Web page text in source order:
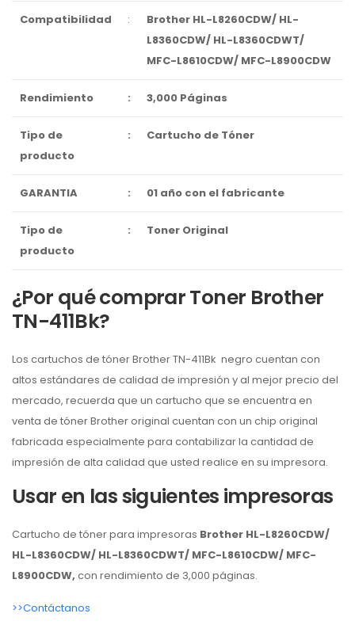
Compatibilidad :
Brother HL-L8260CDW/ HL-
L8360CDW/ HL-L8360CDWT/
MFC-L8610CDW/ MFC-L8900CDW
Rendimiento : 3,000 Páginas
Tipo de
producto
: Cartucho de Tóner
GARANTIA : 01 año con el fabricante
Tipo de
producto
: Toner Original
¿Por qué comprar Toner Brother
TN-411Bk?
Los cartuchos de tóner Brother TN-411Bk negro cuentan con
altos estándares de calidad de impresión y al mejor precio del
mercado, recuerda que un cartucho que se encuentra en
venta de tóner Brother original cuentan con un chip original
fabricada especialmente para contabilizar la cantidad de
impresión de alta calidad que usted realice en su impresora.
Usar en las siguientes impresoras
Cartucho de tóner para impresoras Brother HL-L8260CDW/
HL-L8360CDW/ HL-L8360CDWT/ MFC-L8610CDW/ MFC-
L8900CDW, con rendimiento de 3,000 páginas.
>>Contáctanos